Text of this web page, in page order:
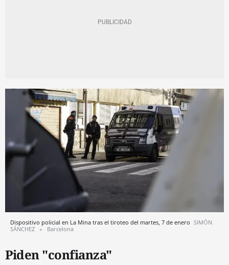
Dispositivo policial en La Mina tras el tiroteo del martes, 7 de enero SIMÓN
SÁNCHEZ
Barcelona
Piden "confianza"